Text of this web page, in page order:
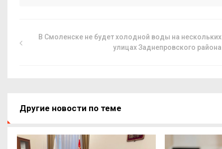
В Смоленске не будет холодной воды на нескольких
улицах Заднепровского района
Другие новости по теме